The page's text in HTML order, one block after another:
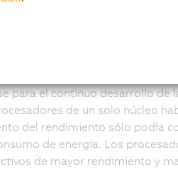
para el continuo desarrollo de
de un solo núcleo
del rendimiento sólo podía
de energía. Los
de mayor rendimiento y